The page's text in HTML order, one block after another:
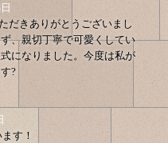
だきありがとうございまし
、親切丁寧で可愛くしてい
になりました。今度は私が
?
す！